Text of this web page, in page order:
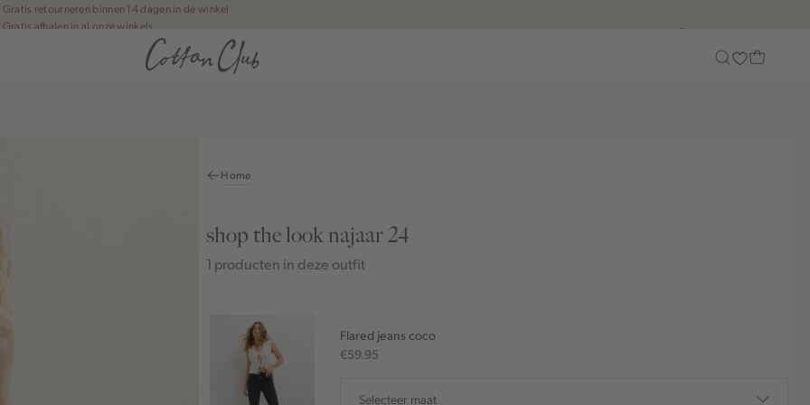
Gratis retourneren binnen 14 dagen in de winkel
Gratis afhalen in al onze winkels
Jouw bestelling wordt binnen 1 tot 5 dagen bezorgd
Betaal zoals jij wilt: o.a. Bancontact, Riverty, Apple pay & creditcard
Home
shop the look najaar 24
1 producten in deze outfit
Flared jeans coco
€59.95
Selecteer maat